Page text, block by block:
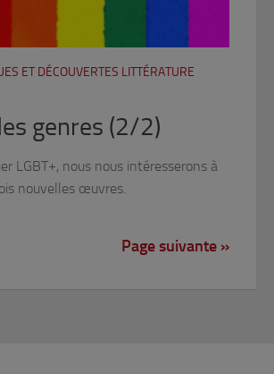
ET DÉCOUVERTES LITTÉRATURE
genres (2/2)
LGBT+, nous nous intéresserons à
nouvelles œuvres.
Page suivante »